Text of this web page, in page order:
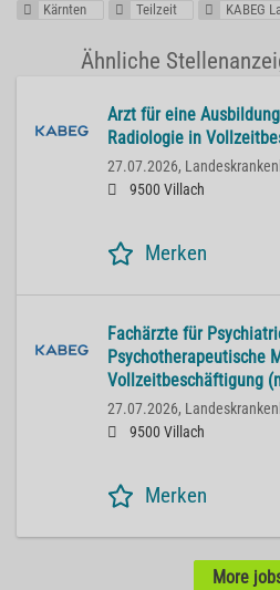
Kärnten Teilzeit KABEG
Ähnliche
Arzt für eine
Radiologie in
27.07.2026,
9500 Villach
Merken
Fachärzte für
Psychotherapeutische
Vollzeitbeschäftigung
27.07.2026,
9500 Villach
Merken
More